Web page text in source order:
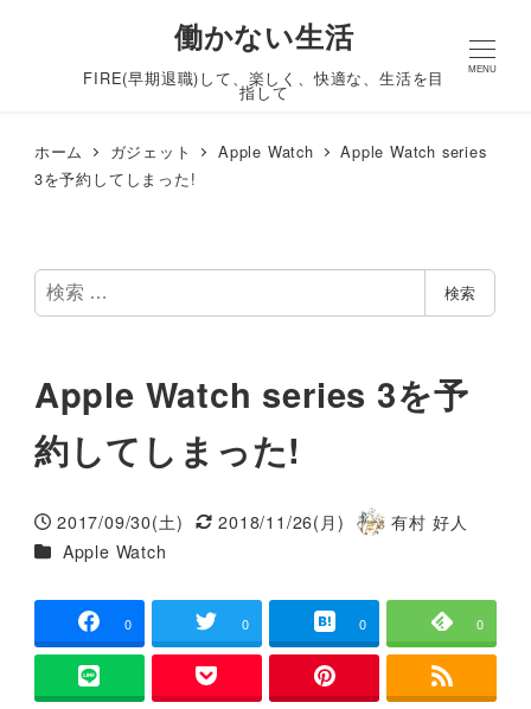
働かない生活
FIRE(早期退職)して、楽しく、快適な、生活を目
指して
MENU
ホーム ガジェット Apple Watch
Apple Watch series
3を予約してしまった!
検
索
検索
Apple Watch series 3を予
約してしまった!
投稿日
2017/09/30(土)
更新日
2018/11/26(月)
著
有村 好人
カテゴリー
Apple Watch
0 0 0 0